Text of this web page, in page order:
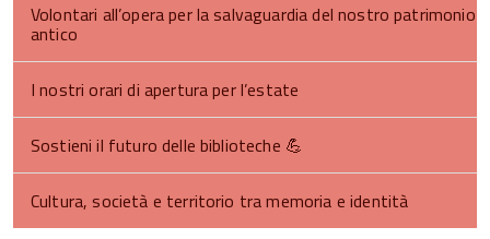
Volontari all’opera per la salvaguardia del nostro patrimonio
antico
I nostri orari di apertura per l’estate
Sostieni il futuro delle biblioteche 💪​
Cultura, società e territorio tra memoria e identità